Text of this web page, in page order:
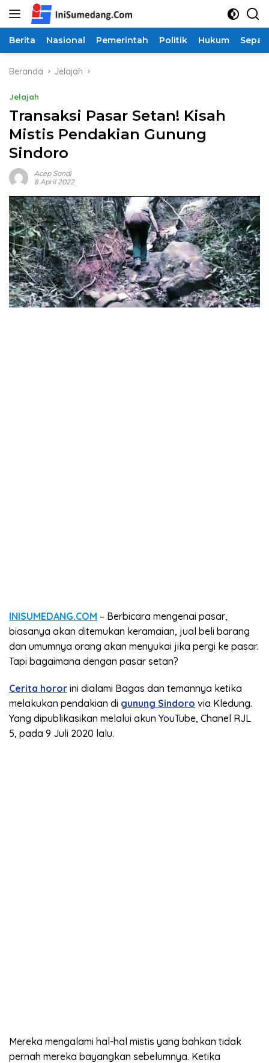
Langsung
Berita Nasional Pemerintah Politik Hukum
Beranda Jelajah
Jelajah
Transaksi Pasar Setan! Kisah
Mistis Pendakian Gunung
Sindoro
Acep Sandi
8 April 2022
INISUMEDANG.COM – Berbicara mengenai pasar,
biasanya akan ditemukan keramaian, jual beli barang
dan umumnya orang akan menyukai jika pergi ke pasar.
Tapi bagaimana dengan pasar setan?
Cerita horor ini dialami Bagas dan temannya ketika
melakukan pendakian di gunung Sindoro via Kledung.
Yang dipublikasikan melalui akun YouTube, Chanel RJL
5, pada 9 Juli 2020 lalu.
Mereka mengalami hal-hal mistis yang bahkan tidak
pernah mereka bayangkan sebelumnya. Ketika